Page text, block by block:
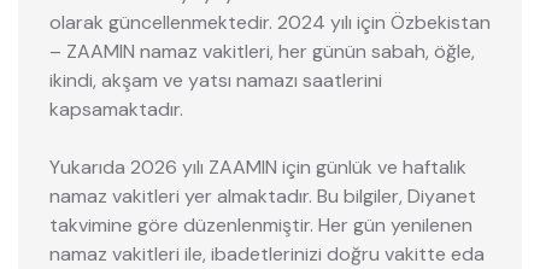
olarak güncellenmektedir. 2024 yılı için Özbekistan
– ZAAMIN namaz vakitleri, her günün sabah, öğle,
ikindi, akşam ve yatsı namazı saatlerini
kapsamaktadır.
Yukarıda 2026 yılı ZAAMIN için günlük ve haftalık
namaz vakitleri yer almaktadır. Bu bilgiler, Diyanet
takvimine göre düzenlenmiştir. Her gün yenilenen
namaz vakitleri ile, ibadetlerinizi doğru vakitte eda